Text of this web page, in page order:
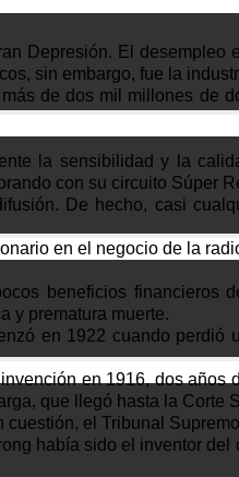
Depresión. El
sin embargo, fue la
de dos mil millones de
la sensibilidad y la
con su circuito Súper
De hecho, casi
en el negocio de la
beneficios financieros
y prematura muerte.
en 1922 cuando
en 1916, dos
que llegó hasta la Corte
el Tribunal
había sido el inventor